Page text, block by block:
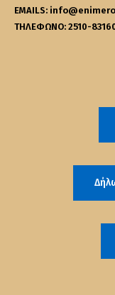
EMAILS:
ΤΗΛΕΦΩΝΟ: 2510-